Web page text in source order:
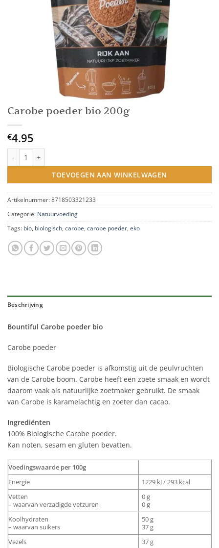
Carobe poeder bio 200g
€4.95
Carobe poeder bio 200g aantal
TOEVOEGEN AAN WINKELWAGEN
Artikelnummer: 8718503321233
Categorie: Natuurvoeding
Tags: bio biologisch carobe carobe poeder eko
Beschrijving
Bountiful Carobe poeder bio
Carobe poeder
Biologische Carobe poeder is afkomstig uit de peulvruchten
van de Carobe boom. Carobe heeft een zoete smaak en wordt
daarom vaak als natuurlijke zoetmaker gebruikt. De smaak
van Carobe is karamelachtig en zoeter dan cacao.
Ingrediënten
100% Biologische Carobe poeder.
Kan noten, sesam en gluten bevatten.
Voedingswaarde per 100g
Energie
1229 kJ / 293 kcal
Vetten
– waarvan verzadigde vetzuren
0 g
0 g
Koolhydraten
– waarvan suikers
50 g
37 g
Vezels
37 g